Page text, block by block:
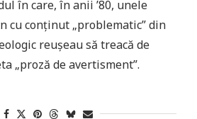
în care, în anii ’80, unele
cu conținut „problematic” din
reușeau să treacă de
„proză de avertisment”.